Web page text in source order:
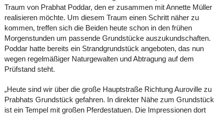
Traum von Prabhat Poddar, den er zusammen mit Annette Müller
realisieren möchte. Um diesem Traum einen Schritt näher zu
kommen, treffen sich die Beiden heute schon in den frühen
Morgenstunden um passende Grundstücke auszukundschaften.
Poddar hatte bereits ein Strandgrundstück angeboten, das nun
wegen regelmäßiger Naturgewalten und Abtragung auf dem
Prüfstand steht.
„Heute sind wir über die große Hauptstraße Richtung Auroville zu
Prabhats Grundstück gefahren. In direkter Nähe zum Grundstück
ist ein Tempel mit großen Pferdestatuen. Die Impressionen dort